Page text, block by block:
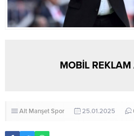
MOBİL
Alt ManşetSpor 25.01.2025